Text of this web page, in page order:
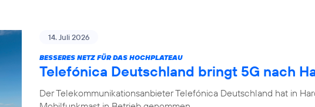
14. Juli 2026
BESSERES NETZ FÜR DAS HOCHPLATEAU
Telefónica Deutschland bringt 5G nach
Der Telekommunikationsanbieter Telefónica Deutschland hat in